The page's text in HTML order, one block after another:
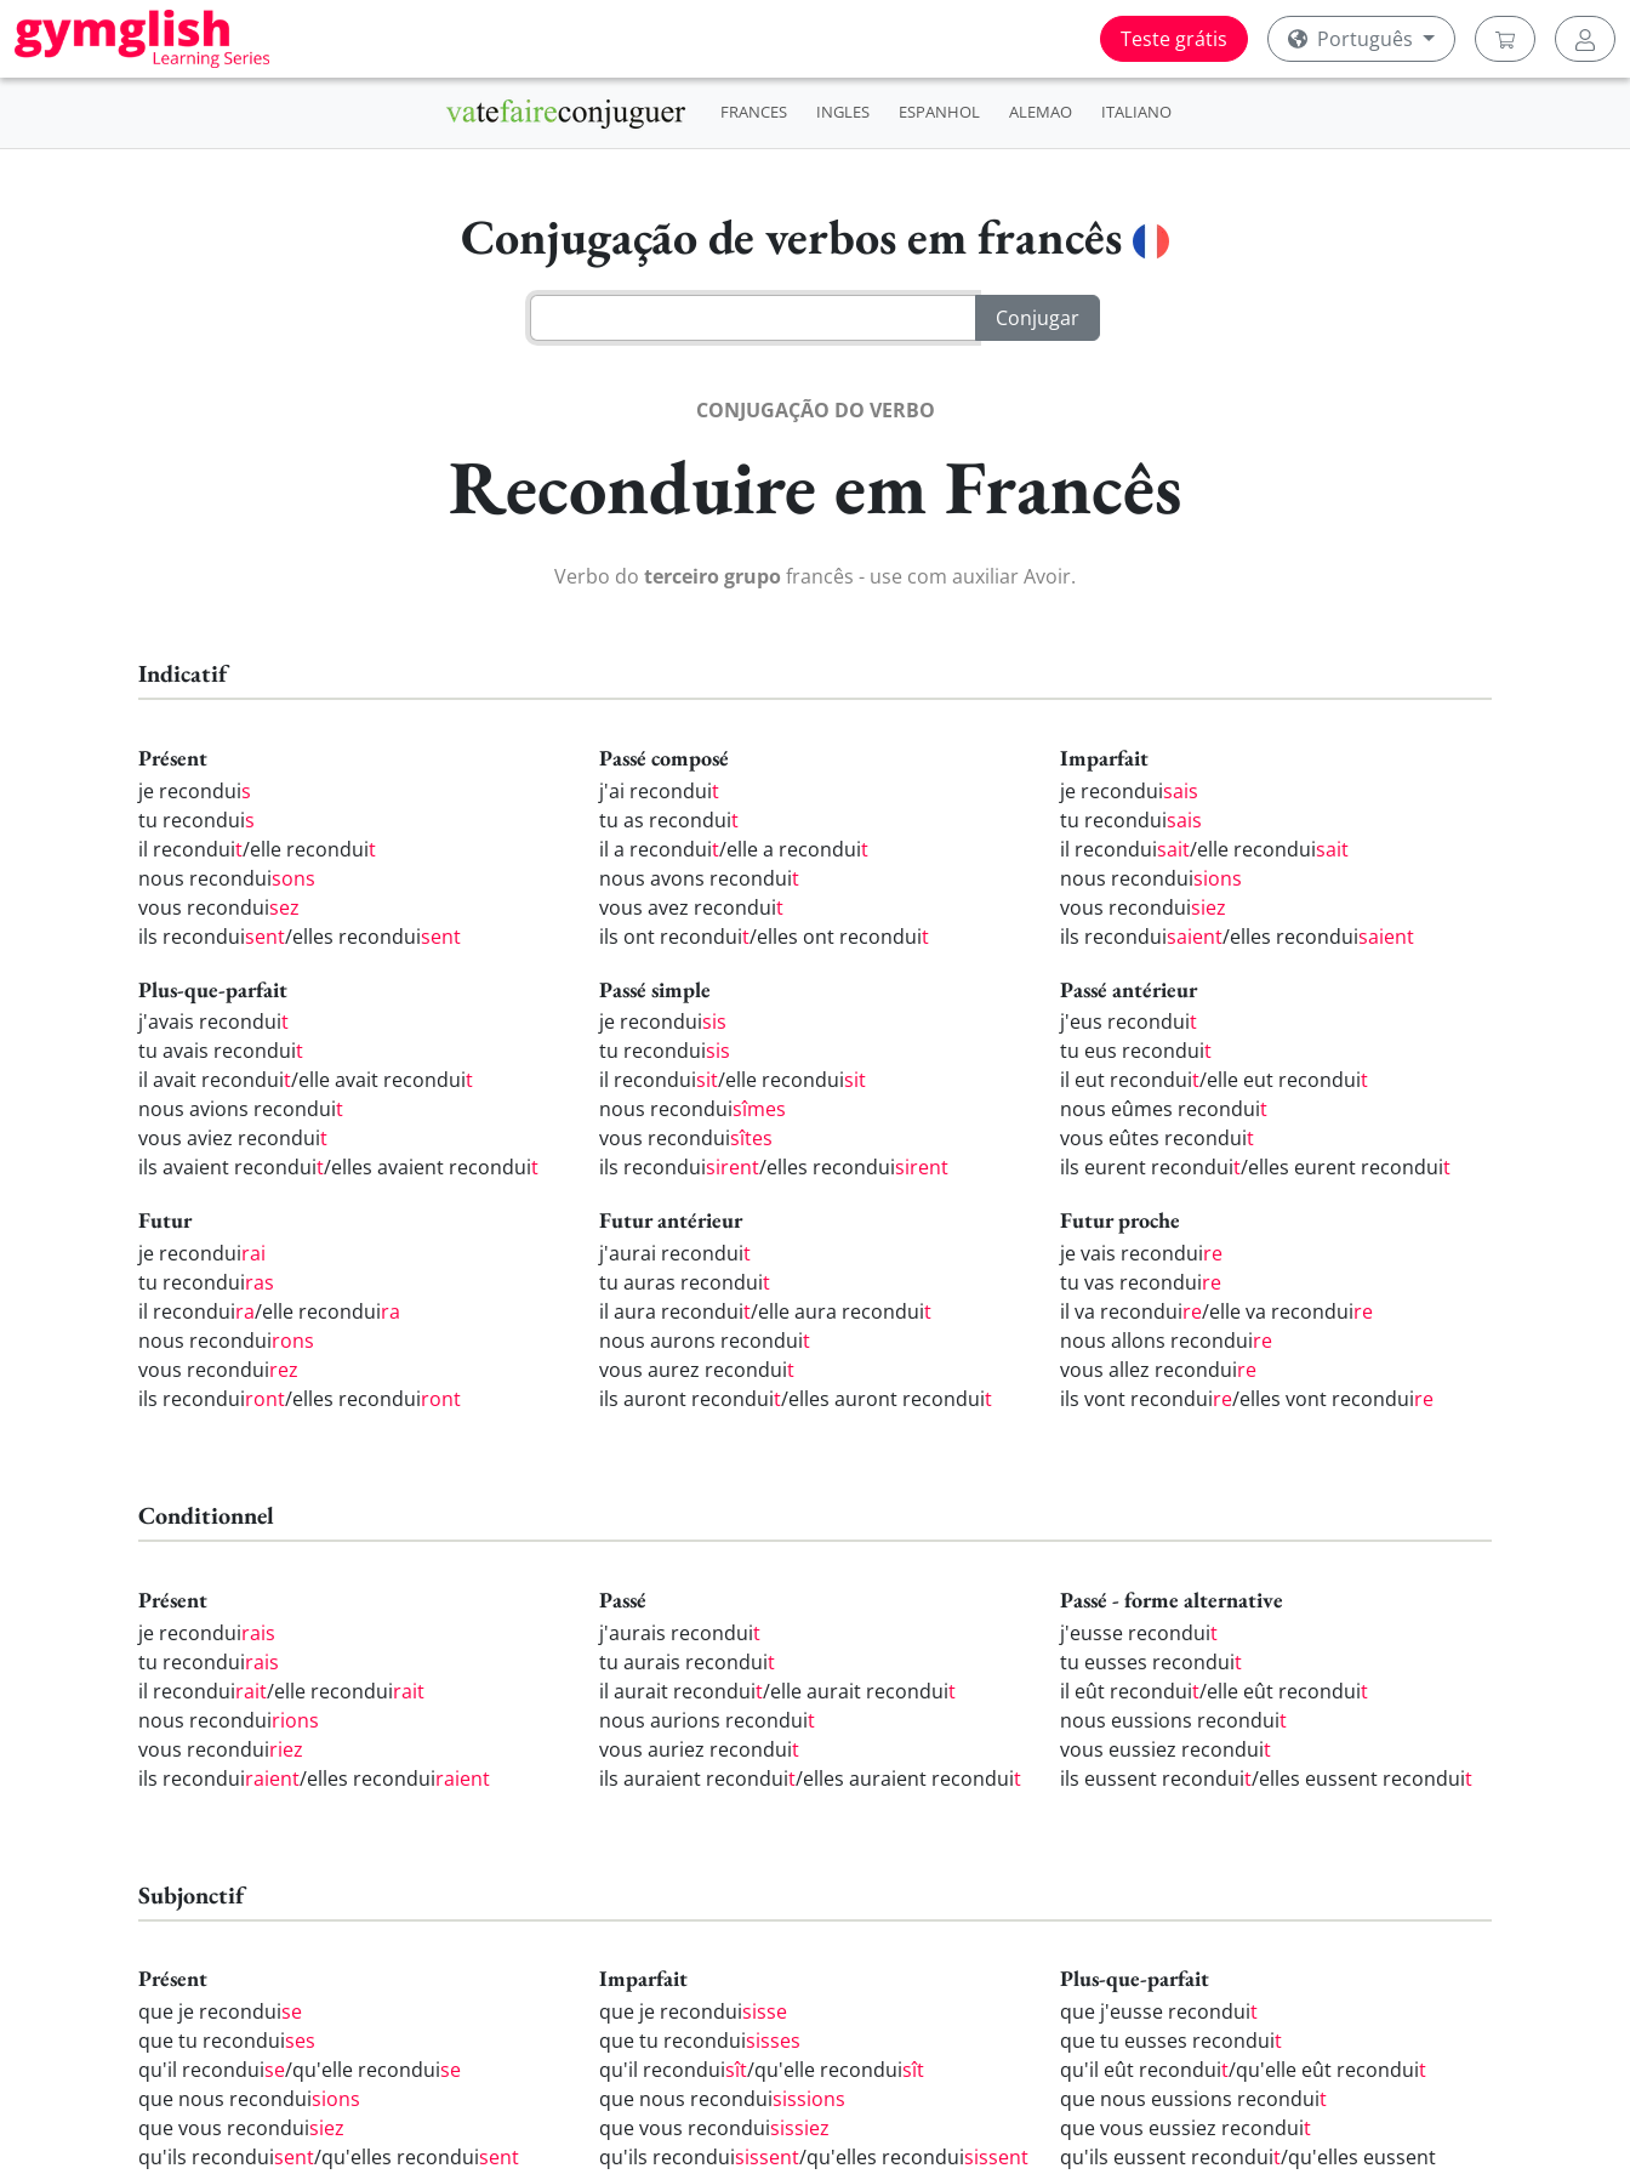
Teste grátis Português
FRANCES INGLES ESPANHOL ALEMAO ITALIANO
Conjugação de verbos em francês
CONJUGAÇÃO DO VERBO
Reconduire em Francês
Verbo do terceiro grupo francês - use com auxiliar Avoir.
Indicatif
Présent
je reconduis
tu reconduis
il reconduit/elle reconduit
nous reconduisons
vous reconduisez
ils reconduisent/elles reconduisent
Passé composé
j'ai reconduit
tu as reconduit
il a reconduit/elle a reconduit
nous avons reconduit
vous avez reconduit
ils ont reconduit/elles ont reconduit
Imparfait
je reconduisais
tu reconduisais
il reconduisait/elle reconduisait
nous reconduisions
vous reconduisiez
ils reconduisaient/elles reconduisaient
Plus-que-parfait
j'avais reconduit
tu avais reconduit
il avait reconduit/elle avait reconduit
nous avions reconduit
vous aviez reconduit
ils avaient reconduit/elles avaient reconduit
Passé simple
je reconduisis
tu reconduisis
il reconduisit/elle reconduisit
nous reconduisîmes
vous reconduisîtes
ils reconduisirent/elles reconduisirent
Passé antérieur
j'eus reconduit
tu eus reconduit
il eut reconduit/elle eut reconduit
nous eûmes reconduit
vous eûtes reconduit
ils eurent reconduit/elles eurent reconduit
Futur
je reconduirai
tu reconduiras
il reconduira/elle reconduira
nous reconduirons
vous reconduirez
ils reconduiront/elles reconduiront
Futur antérieur
j'aurai reconduit
tu auras reconduit
il aura reconduit/elle aura reconduit
nous aurons reconduit
vous aurez reconduit
ils auront reconduit/elles auront reconduit
Futur proche
je vais reconduire
tu vas reconduire
il va reconduire/elle va reconduire
nous allons reconduire
vous allez reconduire
ils vont reconduire/elles vont reconduire
Conditionnel
Présent
je reconduirais
tu reconduirais
il reconduirait/elle reconduirait
nous reconduirions
vous reconduiriez
ils reconduiraient/elles reconduiraient
Passé
j'aurais reconduit
tu aurais reconduit
il aurait reconduit/elle aurait reconduit
nous aurions reconduit
vous auriez reconduit
ils auraient reconduit/elles auraient reconduit
Passé - forme alternative
j'eusse reconduit
tu eusses reconduit
il eût reconduit/elle eût reconduit
nous eussions reconduit
vous eussiez reconduit
ils eussent reconduit/elles eussent reconduit
Subjonctif
Présent
que je reconduise
que tu reconduises
qu'il reconduise/qu'elle reconduise
que nous reconduisions
que vous reconduisiez
qu'ils reconduisent/qu'elles reconduisent
Imparfait
que je reconduisisse
que tu reconduisisses
qu'il reconduisît/qu'elle reconduisît
que nous reconduisissions
que vous reconduisissiez
qu'ils reconduisissent/qu'elles reconduisissent
Plus-que-parfait
que j'eusse reconduit
que tu eusses reconduit
qu'il eût reconduit/qu'elle eût reconduit
que nous eussions reconduit
que vous eussiez reconduit
qu'ils eussent reconduit/qu'elles eussent